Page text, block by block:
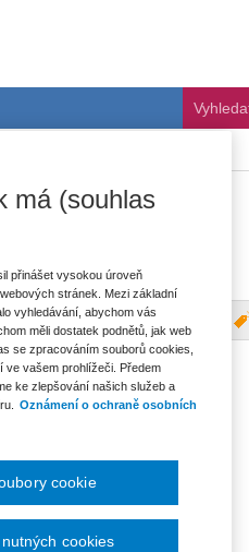
Připravujeme
má (souhlas
přinášet vysokou úroveň
stránek. Mezi základní
vyhledávání, abychom vás
měli dostatek podnětů, jak web
se zpracováním souborů cookies,
ve vašem prohlížeči. Předem
ke zlepšování našich služeb a
Oznámení o ochraně osobních
cookies
cookie